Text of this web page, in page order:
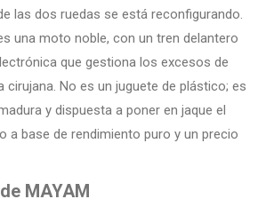
las dos ruedas se está reconfigurando.
una moto noble, con un tren delantero
que gestiona los excesos de
cirujana. No es un juguete de plástico; es
y dispuesta a poner en jaque el
a base de rendimiento puro y un precio
MAYAM